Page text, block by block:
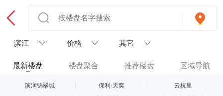
滨江 价格 其它
最新楼盘 楼盘聚合 推荐楼盘 区域导航
滨润锦翠城 保利·天奕 云杭里